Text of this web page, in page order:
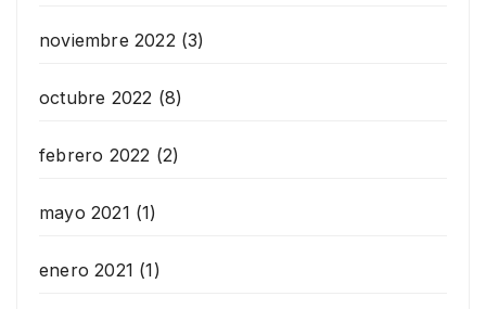
noviembre 2022 (3)
octubre 2022 (8)
febrero 2022 (2)
mayo 2021 (1)
enero 2021 (1)